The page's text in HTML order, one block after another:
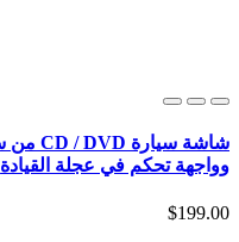
وواجهة تحكم في عجلة القيادة
$199.00